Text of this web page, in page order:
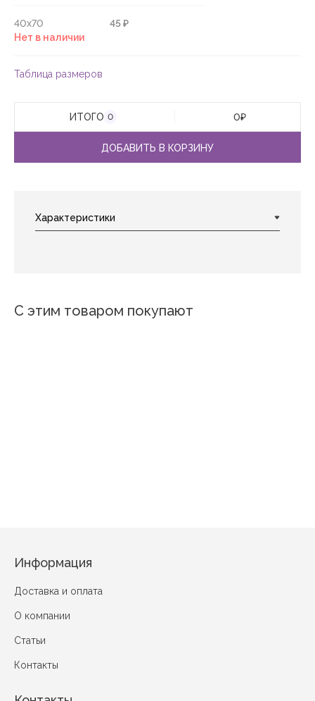
40х70
45 ₽
Нет в наличии
Таблица размеров
ИТОГО 0 0₽
ДОБАВИТЬ В КОРЗИНУ
С этим товаром покупают
Информация
Доставка и оплата
О компании
Статьи
Контакты